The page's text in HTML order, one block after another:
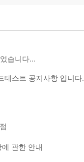
습니다...
테스트 공지사항 입니다.
관한 안내